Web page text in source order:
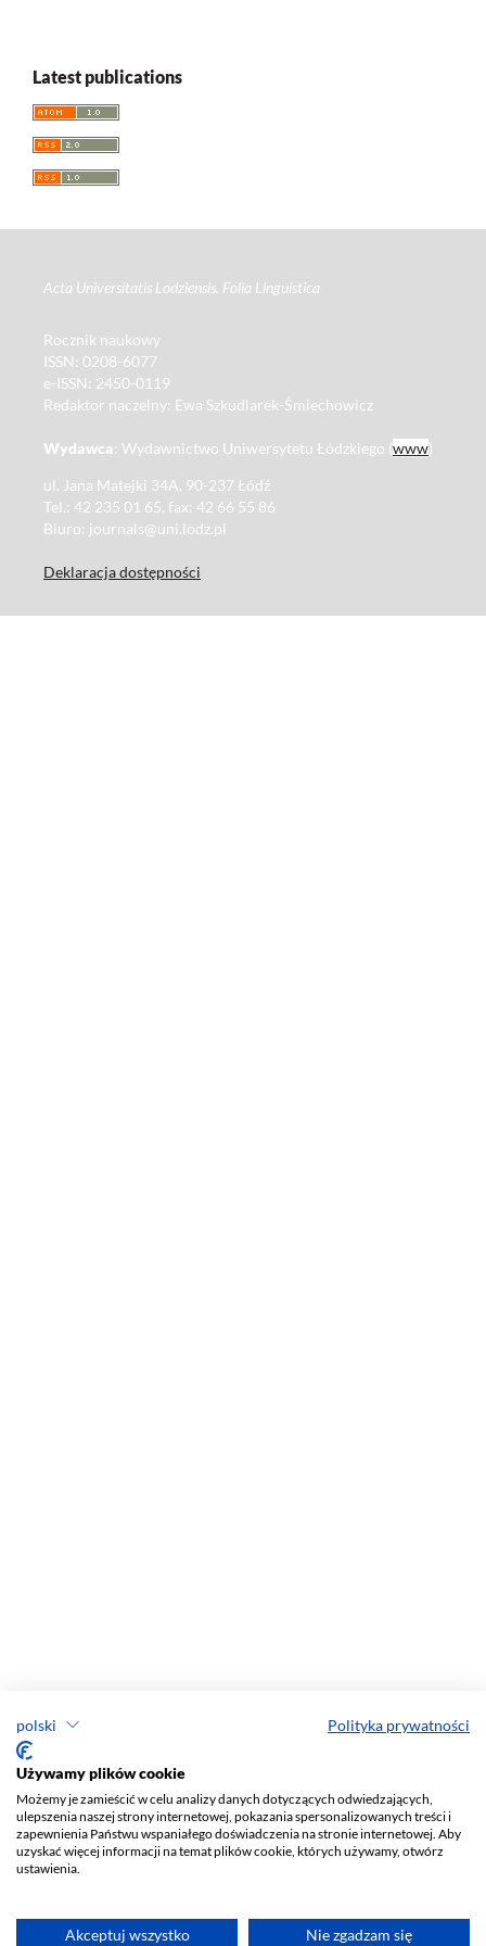
polski Polityka prywatności
Używamy plików cookie
Możemy je zamieścić w celu analizy danych dotyczących odwiedzających,
ulepszenia naszej strony internetowej, pokazania spersonalizowanych treści i
zapewnienia Państwu wspaniałego doświadczenia na stronie internetowej. Aby
uzyskać więcej informacji na temat plików cookie, których używamy, otwórz
ustawienia.
Akceptuj wszystko Nie zgadzam się
Latest publications
Acta Universitatis Lodziensis. Folia Linguistica
Rocznik naukowy
ISSN: 0208-6077
e-ISSN: 2450-0119
Redaktor naczelny: Ewa Szkudlarek-Śmiechowicz
Wydawca: Wydawnictwo Uniwersytetu Łódzkiego (www)
ul. Jana Matejki 34A, 90-237 Łódź
Tel.: 42 235 01 65, fax: 42 66 55 86
Biuro: journals@uni.lodz.pl
Deklaracja dostępności